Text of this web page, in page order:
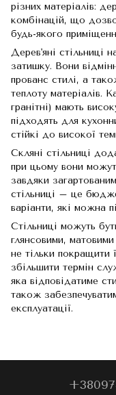
різних матеріалів:
комбінацій, що
будь-якого
Дерев'яні стільниці
затишку. Вони
прованс стилі, а
теплоту матеріалів.
гранітні) мають
підходять для
стійкі до високої
Скляні стільниці
при цьому вони
завдяки
стільниці – це
варіанти, які можна
Стільниці можуть
глянсовими,
не тільки покращити
збільшити термін
яка відповідатиме
також
експлуатації.